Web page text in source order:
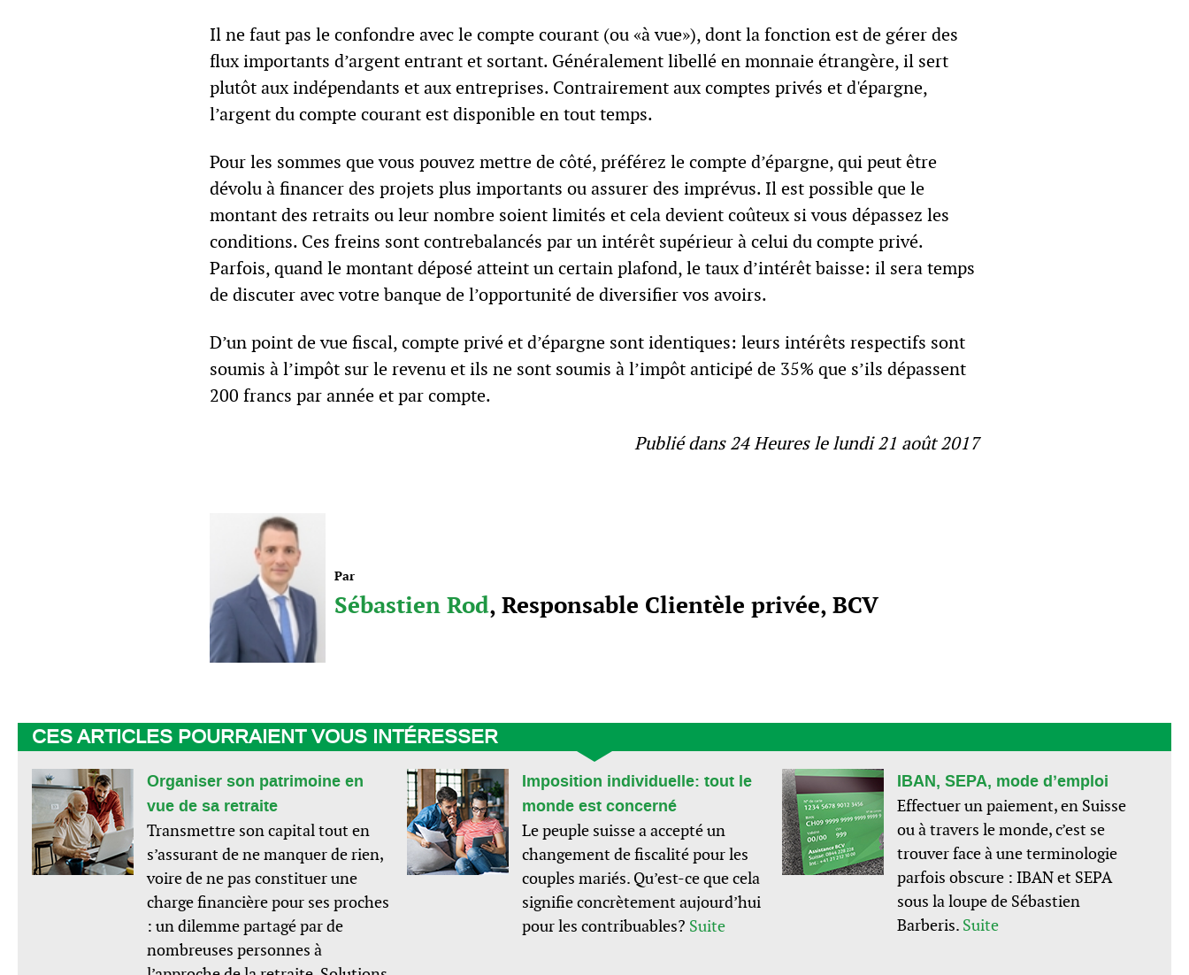
Il ne faut pas le confondre avec le compte courant (ou «à vue»), dont la fonction est de gérer des
flux importants d’argent entrant et sortant. Généralement libellé en monnaie étrangère, il sert
plutôt aux indépendants et aux entreprises. Contrairement aux comptes privés et d'épargne,
l’argent du compte courant est disponible en tout temps.
Pour les sommes que vous pouvez mettre de côté, préférez le compte d’épargne, qui peut être
dévolu à financer des projets plus importants ou assurer des imprévus. Il est possible que le
montant des retraits ou leur nombre soient limités et cela devient coûteux si vous dépassez les
conditions. Ces freins sont contrebalancés par un intérêt supérieur à celui du compte privé.
Parfois, quand le montant déposé atteint un certain plafond, le taux d’intérêt baisse: il sera temps
de discuter avec votre banque de l’opportunité de diversifier vos avoirs.
D’un point de vue fiscal, compte privé et d’épargne sont identiques: leurs intérêts respectifs sont
soumis à l’impôt sur le revenu et ils ne sont soumis à l’impôt anticipé de 35% que s’ils dépassent
200 francs par année et par compte.
Publié dans 24 Heures le lundi 21 août 2017
Par
Sébastien Rod, Responsable Clientèle privée, BCV
CES ARTICLES POURRAIENT VOUS INTÉRESSER
Organiser son patrimoine en
vue de sa retraite
Transmettre son capital tout en
s’assurant de ne manquer de rien,
voire de ne pas constituer une
charge financière pour ses proches
: un dilemme partagé par de
nombreuses personnes à
Imposition individuelle: tout le
monde est concerné
Le peuple suisse a accepté un
changement de fiscalité pour les
couples mariés. Qu’est-ce que cela
signifie concrètement aujourd’hui
pour les contribuables? Suite
IBAN, SEPA, mode d’emploi
Effectuer un paiement, en Suisse
ou à travers le monde, c’est se
trouver face à une terminologie
parfois obscure : IBAN et SEPA
sous la loupe de Sébastien
Barberis. Suite